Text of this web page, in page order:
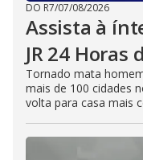
DO R7/07/08/2026
Assista à
JR 24 Horas
Tornado mata
mais de 100 cidades
volta para casa mais